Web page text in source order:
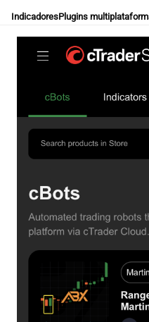
IndicadoresPlugins